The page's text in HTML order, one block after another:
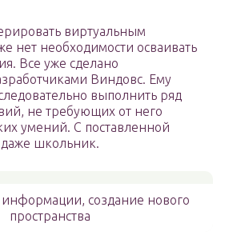
виртуальным
нет необходимости осваивать
Все уже сделано
Виндовс. Ему
выполнить ряд
не требующих от него
умений. С поставленной
даже школьник.
создание нового
пространства